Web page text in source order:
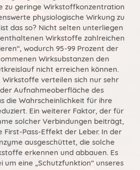
zu geringe Wirkstoffkonzentration
physiologische Wirkung zu
das so? Nicht selten unterliegen
Wirkstoffe zahlreichen
wodurch 95-99 Prozent der
Wirksubstanzen den
nicht erreichen können.
verteilen sich nur sehr
Aufnahmeoberfläche des
die Wahrscheinlichkeit für ihre
Ein weiterer Faktor, der für
solcher Verbindungen beiträgt,
First-Pass-Effekt der Leber. In der
ausgeschüttet, die solche
erkennen und abbauen. Es
um eine „Schutzfunktion“ unseres